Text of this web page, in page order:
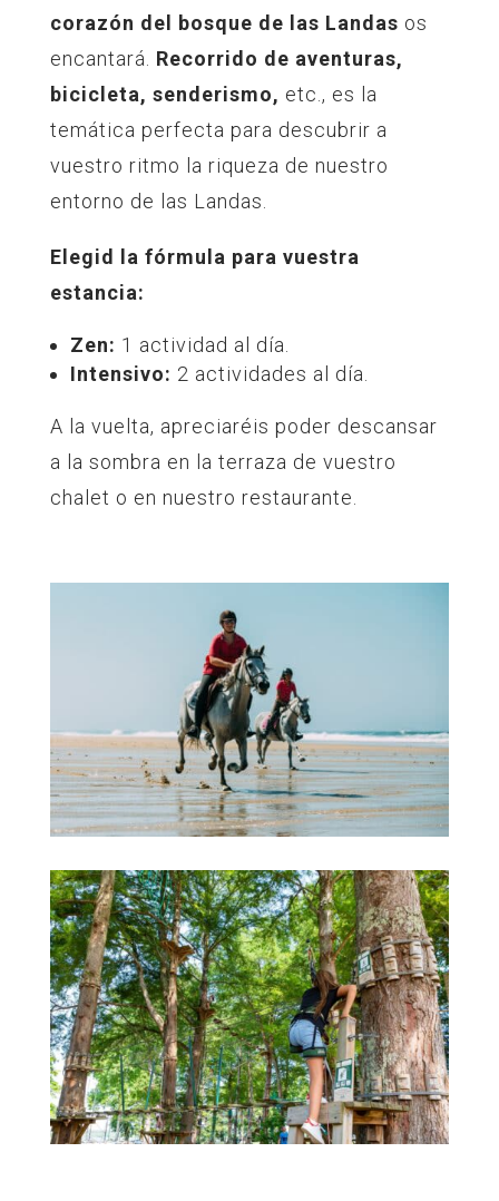
corazón del bosque de las Landas os
encantará. Recorrido de aventuras,
bicicleta, senderismo, etc., es la
temática perfecta para descubrir a
vuestro ritmo la riqueza de nuestro
entorno de las Landas.
Elegid la fórmula para vuestra
estancia:
Zen: 1 actividad al día.
Intensivo: 2 actividades al día.
A la vuelta, apreciaréis poder descansar
a la sombra en la terraza de vuestro
chalet o en nuestro restaurante.